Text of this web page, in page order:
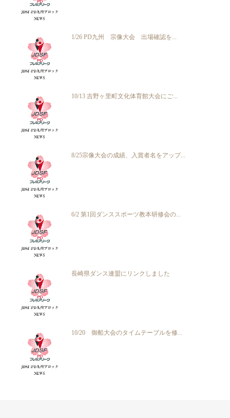
1/26 PD九州 宗像大会 出場確認を...
10/13 吉野ヶ里町文化体育館大会にご...
8/25宗像大会の成績、入賞者名をアップ...
6/2 第1回ダンススポーツ教本研修会の...
長崎県ダンス連盟にリンクしました
10/20 御船大会のタイムテーブルを修...